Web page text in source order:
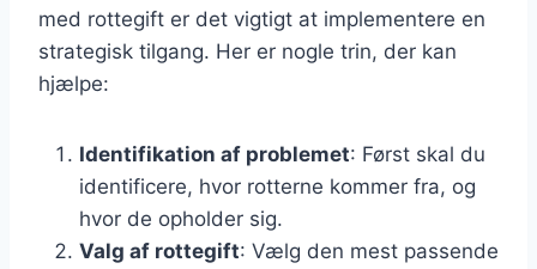
med rottegift er det vigtigt at implementere en
strategisk tilgang. Her er nogle trin, der kan
hjælpe:
Identifikation af problemet: Først skal du
identificere, hvor rotterne kommer fra, og
hvor de opholder sig.
Valg af rottegift: Vælg den mest passende